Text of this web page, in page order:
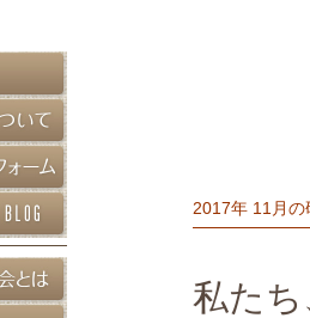
2017年 11月の
私たち